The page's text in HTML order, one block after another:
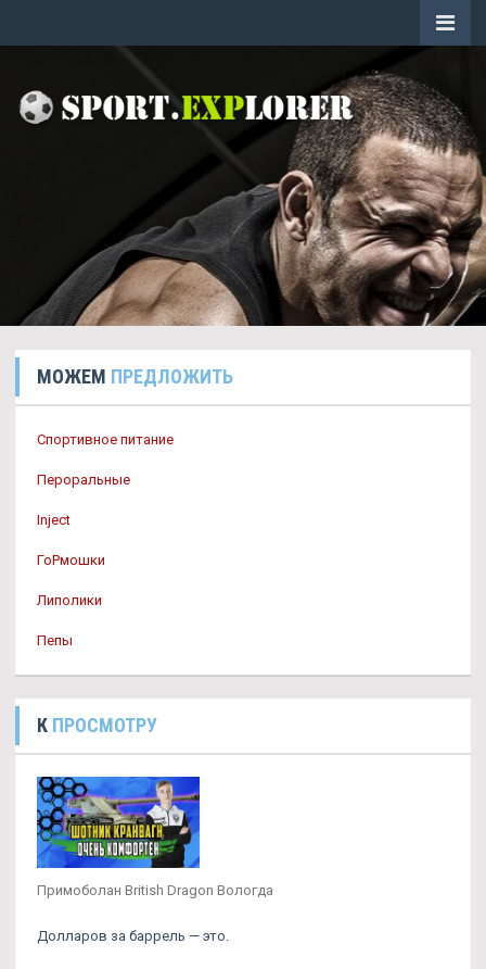
МОЖЕМ ПРЕДЛОЖИТЬ
Спортивное питание
Пероральные
Inject
ГоРмошки
Липолики
Пепы
К ПРОСМОТРУ
Примоболан British Dragon Вологда
Долларов за баррель — это.